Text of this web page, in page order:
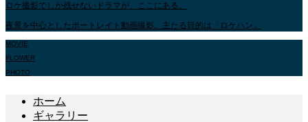
ロケ撮影でしか残せないドラマが、ここにある。
夜景を中心としたポートレイト動画撮影。主たる目的は「ロケハン」
MOVIE
FLOWER
PHOTO
ホーム
ギャラリー